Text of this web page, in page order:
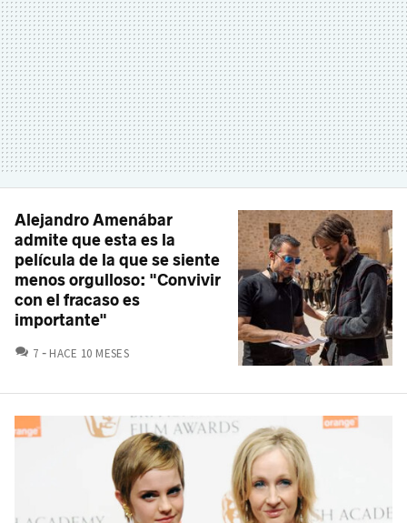
Alejandro Amenábar
admite que esta es la
película de la que se siente
menos orgulloso: "Convivir
con el fracaso es
importante"
7 COMENTARIOS
HACE 10 MESES